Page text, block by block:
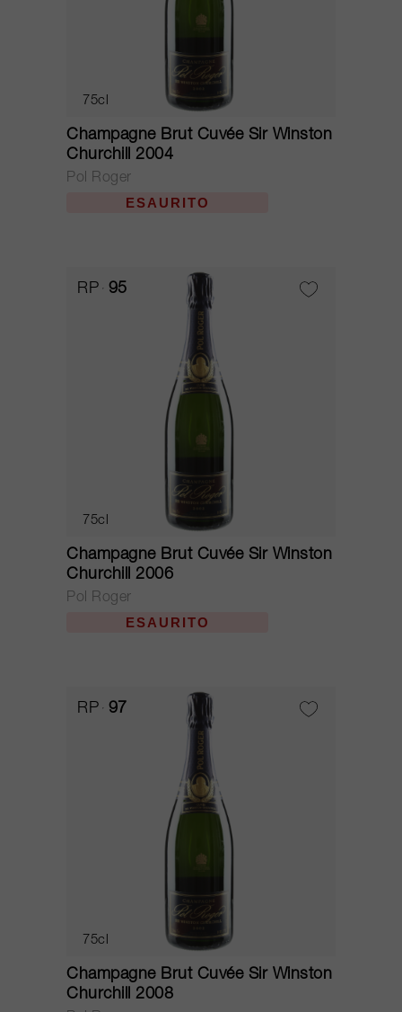
75cl
Champagne Brut Cuvée Sir Winston
Churchill 2004
Pol Roger
ESAURITO
RP 95
75cl
Champagne Brut Cuvée Sir Winston
Churchill 2006
Pol Roger
ESAURITO
RP 97
75cl
Champagne Brut Cuvée Sir Winston
Churchill 2008